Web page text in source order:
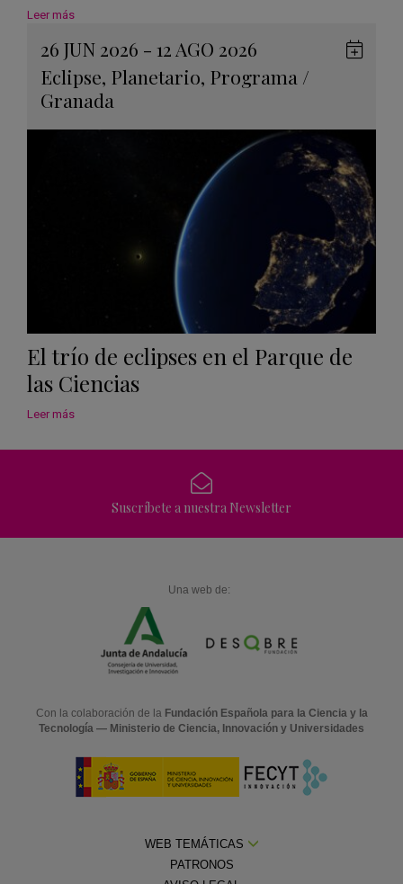
Leer más
26 JUN 2026 - 12 AGO 2026
Eclipse, Planetario, Programa /
Granada
El trío de eclipses en el Parque de
las Ciencias
Leer más
Suscríbete a nuestra Newsletter
Una web de:
Con la colaboración de la Fundación Española para la Ciencia y la
Tecnología — Ministerio de Ciencia, Innovación y Universidades
WEB TEMÁTICAS
PATRONOS